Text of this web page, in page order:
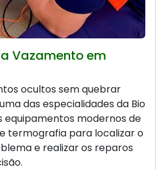
Vazamento em
ocultos sem quebrar
das especialidades da Bio
equipamentos modernos de
termografia para localizar o
e realizar os reparos